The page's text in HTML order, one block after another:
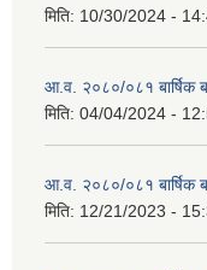
मिति: 10/30/2024 -
आ.व. २०८०/०८१ बार्षिक
मिति: 04/04/2024 -
आ.व. २०८०/०८१ बार्षिक
मिति: 12/21/2023 -